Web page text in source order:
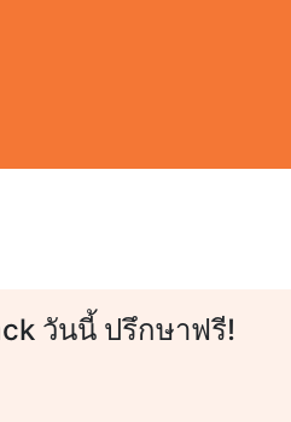
วันนี้ ปรึกษาฟรี!